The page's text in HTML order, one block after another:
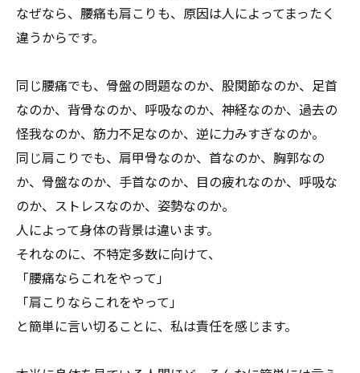
なぜなら、腰痛も肩こりも、原因は人によってまったく
違うからです。
同じ腰痛でも、骨盤の問題なのか、股関節なのか、足首
なのか、背骨なのか、呼吸なのか、神経なのか、過去の
怪我なのか、筋力不足なのか、逆に力みすぎなのか。
同じ肩こりでも、肩甲骨なのか、首なのか、胸郭なの
か、骨盤なのか、手首なのか、目の疲れなのか、呼吸な
のか、ストレスなのか、姿勢なのか。
人によって身体の背景は違います。
それなのに、不特定多数に向けて、
「腰痛ならこれをやって」
「肩こりならこれをやって」
と簡単に言い切ることに、私は責任を感じます。